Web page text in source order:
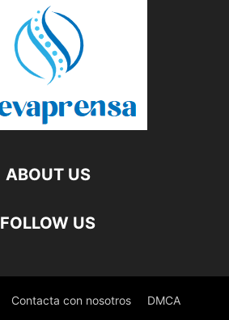
ABOUT US
FOLLOW US
Contacta con nosotros DMCA